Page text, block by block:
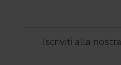
Iscriviti alla nostra